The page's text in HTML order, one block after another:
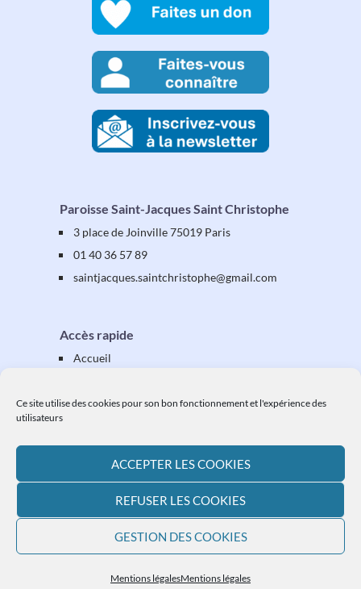
Ce site utilise des cookies pour son bon fonctionnement et l'expérience des
utilisateurs
ACCEPTER LES COOKIES
REFUSER LES COOKIES
GESTION DES COOKIES
Mentions légalesMentions légales
Paroisse Saint-Jacques Saint Christophe
3 place de Joinville 75019 Paris
01 40 36 57 89
saintjacques.saintchristophe@gmail.com
Accès rapide
Accueil
Équipes & activités
Vos démarches
Ressources
L'actualité paroissiale
Plan du site